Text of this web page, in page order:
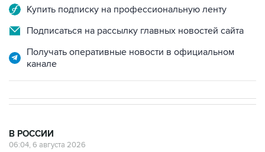
Купить подписку на профессиональную ленту
Подписаться на рассылку главных новостей сайта
Получать оперативные новости в официальном
канале
В РОССИИ
06:04, 6 августа 2026